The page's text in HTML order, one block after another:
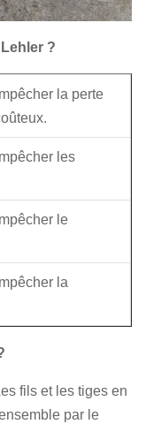
?
la perte
les
le
la
fils et les tiges en
par le